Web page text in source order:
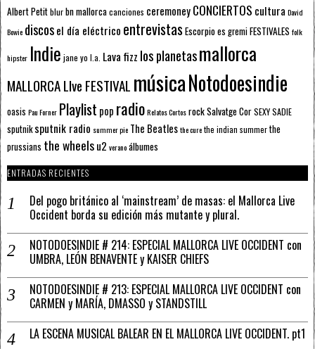
Albert Petitblurbn mallorcacanciones ceremoneyCONCIERTOS cultura David
Bowie discosel día eléctrico entrevistas Escorpioes gremiFESTIVALES folk
hipster Indie jane yo l.a. Lava fizz los planetasmallorca
MALLORCA LIve FESTIVAL músicaNotodoesindie
oasis Pau Forner Playlist pop radioRelatos CortosrockSalvatge CorSEXY SADIE
sputnik sputnik radio summer pie The Beatlesthe curethe indian summerthe
prussians the wheelsu2 veranoálbumes
ENTRADAS RECIENTES
Del pogo británico al ‘mainstream’ de masas: el Mallorca Live
Occident borda su edición más mutante y plural.
NOTODOESINDIE # 214: ESPECIAL MALLORCA LIVE OCCIDENT con
UMBRA, LEÓN BENAVENTE y KAISER CHIEFS
NOTODOESINDIE # 213: ESPECIAL MALLORCA LIVE OCCIDENT con
CARMEN y MARÍA, DMASSO y STANDSTILL
LA ESCENA MUSICAL BALEAR EN EL MALLORCA LIVE OCCIDENT. pt1